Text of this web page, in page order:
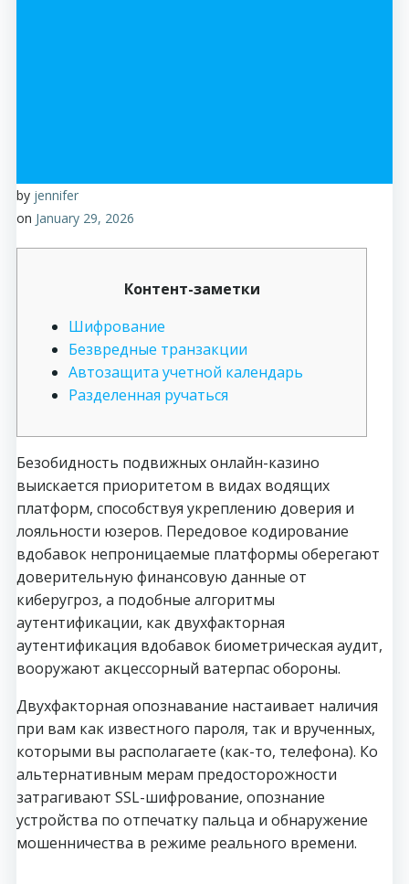
by jennifer
on January 29, 2026
Контент-заметки
Шифрование
Безвредные транзакции
Автозащита учетной календарь
Разделенная ручаться
Безобидность подвижных онлайн-казино
выискается приоритетом в видах водящих
платформ, способствуя укреплению доверия и
лояльности юзеров. Передовое кодирование
вдобавок непроницаемые платформы оберегают
доверительную финансовую данные от
киберугроз, а подобные алгоритмы
аутентификации, как двухфакторная
аутентификация вдобавок биометрическая аудит,
вооружают акцессорный ватерпас обороны.
Двухфакторная опознавание настаивает наличия
при вам как известного пароля, так и врученных,
которыми вы располагаете (как-то, телефона). Ко
альтернативным мерам предосторожности
затрагивают SSL-шифрование, опознание
устройства по отпечатку пальца и обнаружение
мошенничества в режиме реального времени.